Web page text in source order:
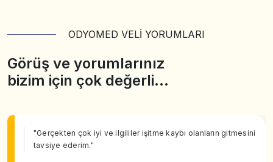
ODYOMED VELİ YORUMLARI
Görüş ve yorumlarınız
bizim için çok değerli…
"Gerçekten çok iyi ve ilgililer işitme kaybı olanların gitmesini
tavsiye ederim."